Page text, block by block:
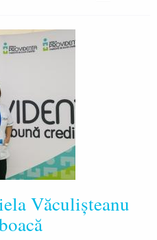
Văculișteanu